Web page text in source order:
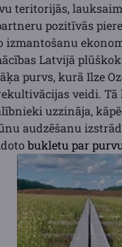
teritorijās,
pozitīvās
izmantošanu
Latvijā
purvs, kurā Ilze
veidi.
uzzināja,
audzēšanu
bukletu par